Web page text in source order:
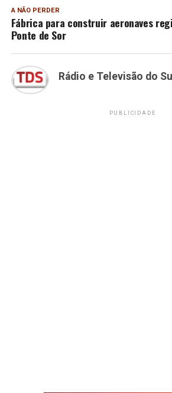
A NÃO PERDER
Fábrica para construir aeronaves
Ponte de Sor
Rádio e Televisão do
PUBLICIDADE